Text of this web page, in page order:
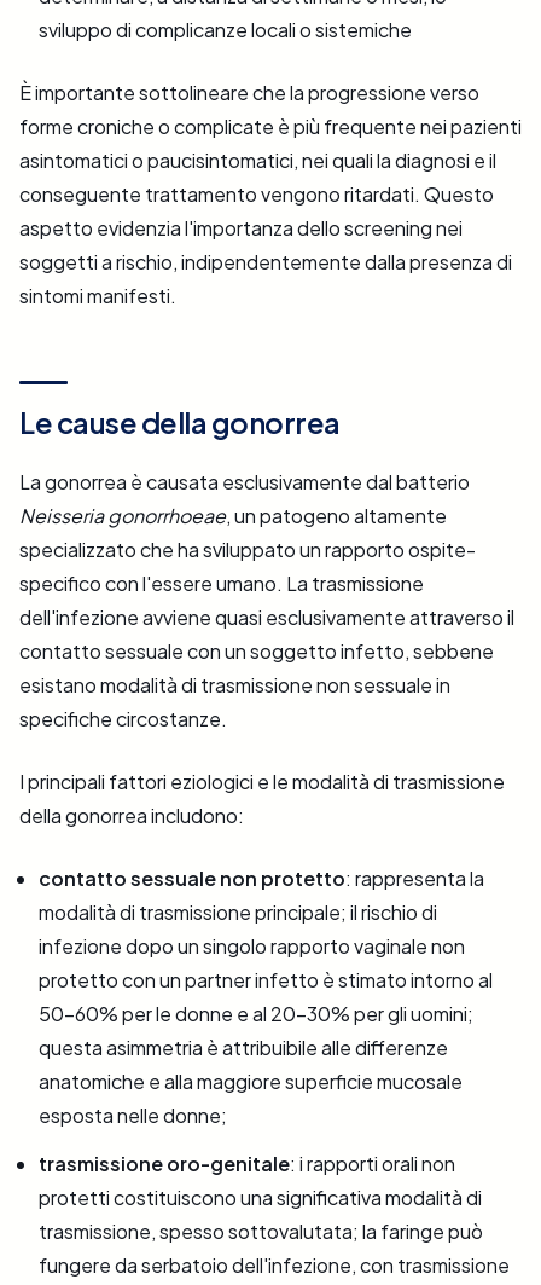
sviluppo di complicanze locali o sistemiche
È importante sottolineare che la progressione verso
forme croniche o complicate è più frequente nei pazienti
asintomatici o paucisintomatici, nei quali la diagnosi e il
conseguente trattamento vengono ritardati. Questo
aspetto evidenzia l'importanza dello screening nei
soggetti a rischio, indipendentemente dalla presenza di
sintomi manifesti.
Le cause della gonorrea
La gonorrea è causata esclusivamente dal batterio
Neisseria gonorrhoeae, un patogeno altamente
specializzato che ha sviluppato un rapporto ospite-
specifico con l'essere umano. La trasmissione
dell'infezione avviene quasi esclusivamente attraverso il
contatto sessuale con un soggetto infetto, sebbene
esistano modalità di trasmissione non sessuale in
specifiche circostanze.
I principali fattori eziologici e le modalità di trasmissione
della gonorrea includono:
contatto sessuale non protetto: rappresenta la
modalità di trasmissione principale; il rischio di
infezione dopo un singolo rapporto vaginale non
protetto con un partner infetto è stimato intorno al
50-60% per le donne e al 20-30% per gli uomini;
questa asimmetria è attribuibile alle differenze
anatomiche e alla maggiore superficie mucosale
esposta nelle donne;
trasmissione oro-genitale: i rapporti orali non
protetti costituiscono una significativa modalità di
trasmissione, spesso sottovalutata; la faringe può
fungere da serbatoio dell'infezione, con trasmissione